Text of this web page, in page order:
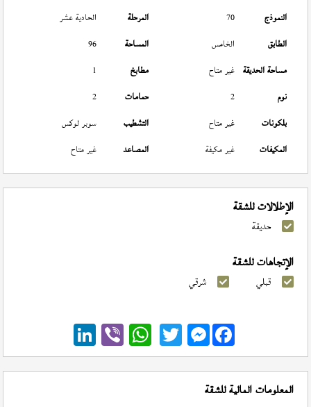
النموذج
70 المرحلة
الحادية عشر
الطابق
الخامس المساحة
96
مساحة الحديقة غير متاح مطابخ
1
نوم
2 حمامات
2
بلكونات
غير متاح التشطيب
سوبر لوكس
المكيفات
غير مكيفة المصاعد غير متاح
الإطلالات للشقة
حديقة
الإتجاهات للشقة
قبلي شرقي
Messenger
المعلومات المالية للشقة